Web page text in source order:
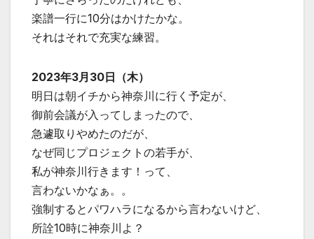
楽譜一行に10分はかけたかな。
それはそれで充実な練習。
2023年3月30日（木）
明日は朝イチから神奈川に行く予定が、
御前会議が入ってしまったので、
急遽取りやめたのだが、
なぜ同じプロジェクトの若手が、
私が神奈川行きます！って、
言わないかなぁ。。
強制するとパワハラになるから言わないけど、
所詮10時に神奈川よ？